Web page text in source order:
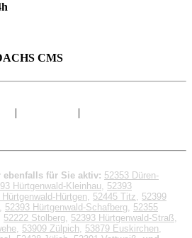
| |
ebenfalls für Sie aktiv: 52353 Düren-
Hürtgenwald-Kleinhau, 52393
Hürtgenwald-Hürtgen, 52445 Titz, 52399
, 52393 Hürtgenwald-Schafberg, 52355
52222 Stolberg, 52393 Hürtgenwald-Straß,
, 53909 Zülpich, 53879 Euskirchen,